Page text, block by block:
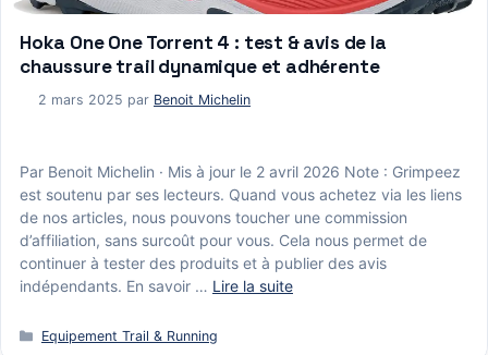
Hoka One One Torrent 4 : test & avis de la
chaussure trail dynamique et adhérente
2 mars 2025 par Benoit Michelin
Par Benoit Michelin · Mis à jour le 2 avril 2026 Note : Grimpeez
est soutenu par ses lecteurs. Quand vous achetez via les liens
de nos articles, nous pouvons toucher une commission
d’affiliation, sans surcoût pour vous. Cela nous permet de
continuer à tester des produits et à publier des avis
indépendants. En savoir … Lire la suite
Catégories
Equipement Trail & Running